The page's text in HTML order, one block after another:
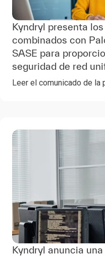
Kyndryl presenta
combinados con
SASE para
seguridad de red
Leer el comunicado de la
Kyndryl anuncia